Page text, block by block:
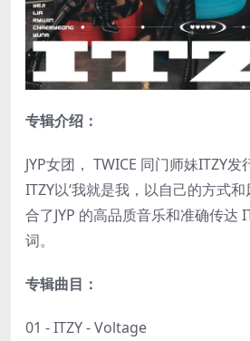
专辑介绍：
JYP女团， TWICE 同门师妹ITZY发
ITZY以‘我就是我，以自己的方式
合了JYP 的高品质音乐和准确传达
词。
专辑曲目：
01 - ITZY - Voltage